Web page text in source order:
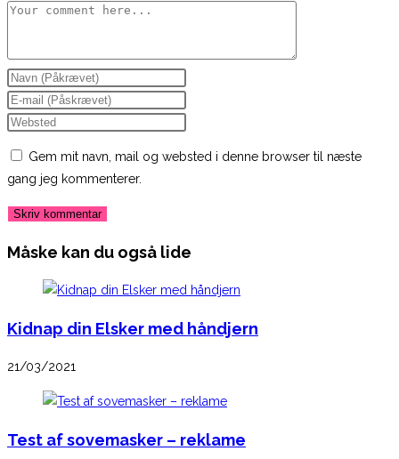
Comment
Enter
your
name
username
to
comment
Enter
your
address
to
comment
Enter
website
URL
(optional)
Gem mit navn, mail og websted i denne browser til næste
gang jeg kommenterer.
Måske kan du også lide
Kidnap din Elsker med håndjern
21/03/2021
Test af sovemasker – reklame